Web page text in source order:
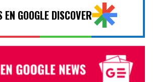
EN GOOGLE DISCOVER